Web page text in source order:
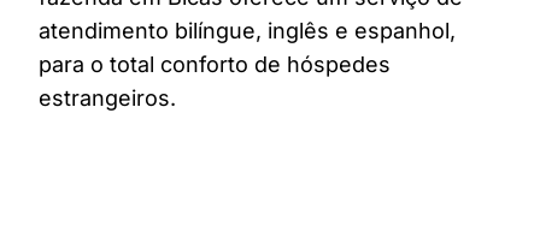
atendimento bilíngue, inglês e espanhol,
para o total conforto de hóspedes
estrangeiros.